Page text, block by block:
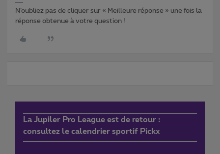
N’oubliez pas de cliquer sur « Meilleure réponse » une fois la
réponse obtenue à votre question !
La Jupiler Pro League est de retour :
consultez le calendrier sportif Pickx